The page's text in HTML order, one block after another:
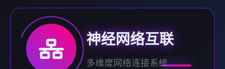
神经网络互联
多维度网络连接系统